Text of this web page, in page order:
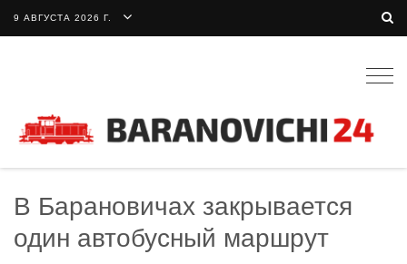
9 АВГУСТА 2026 Г.
В Барановичах закрывается
один автобусный маршрут